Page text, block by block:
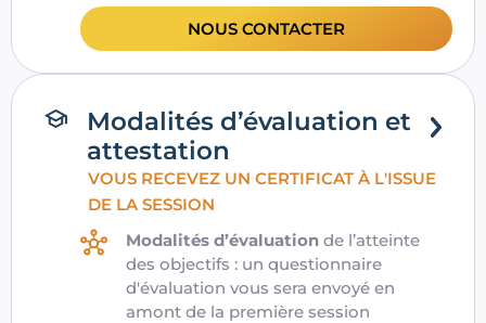
NOUS CONTACTER
Modalités d’évaluation et
attestation
VOUS RECEVEZ UN CERTIFICAT À L'ISSUE
DE LA SESSION
Modalités d’évaluation de l’atteinte
des objectifs : un questionnaire
d'évaluation vous sera envoyé en
amont de la première session